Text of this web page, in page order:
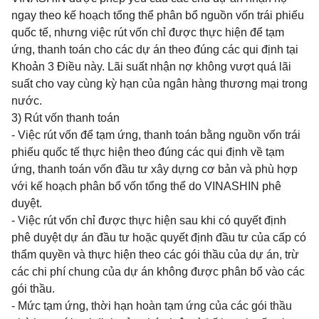
ngay theo kế hoạch tổng thể phân bổ nguồn vốn trái phiếu
quốc tế, nhưng việc rút vốn chỉ được thực hiện để tạm
ứng, thanh toán cho các dự án theo đúng các qui định tại
Khoản 3 Điều này. Lãi suất nhận nợ không vượt quá lãi
suất cho vay cùng kỳ hạn của ngân hàng thương mại trong
nước.
3) Rút vốn thanh toán
- Việc rút vốn để tạm ứng, thanh toán bằng nguồn vốn trái
phiếu quốc tế thực hiện theo đúng các qui định về tạm
ứng, thanh toán vốn đầu tư xây dựng cơ bản và phù hợp
với kế hoạch phân bổ vốn tổng thể do VINASHIN phê
duyệt.
- Việc rút vốn chỉ được thực hiện sau khi có quyết định
phê duyệt dự án đầu tư hoặc quyết định đầu tư của cấp có
thẩm quyền và thực hiện theo các gói thầu của dự án, trừ
các chi phí chung của dự án không được phân bổ vào các
gói thầu.
- Mức tạm ứng, thời hạn hoàn tạm ứng của các gói thầu